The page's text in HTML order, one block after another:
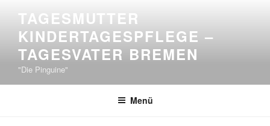
springen
TAGESMUTTER
KINDERTAGESPFLEGE –
TAGESVATER BREMEN
"Die Pinguine"
Menü